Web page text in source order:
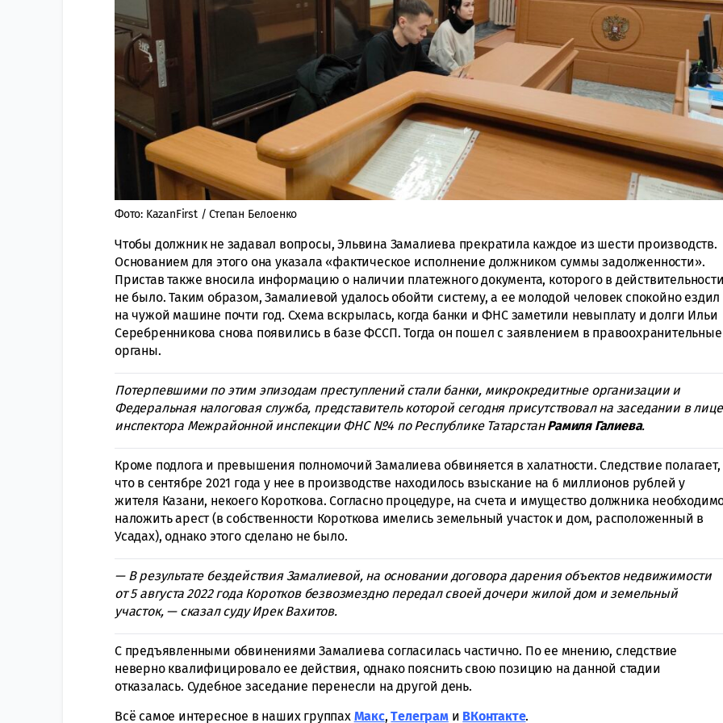
Фото: KazanFirst / Степан Белоенко
Чтобы должник не задавал вопросы, Эльвина Замалиева прекратила каждое из шести производств.
Основанием для этого она указала «фактическое исполнение должником суммы задолженности».
Пристав также вносила информацию о наличии платежного документа, которого в
не было. Таким образом, Замалиевой удалось обойти систему, а ее молодой человек спокойно ездил
на чужой машине почти год. Схема вскрылась, когда банки и ФНС заметили невыплату и долги Ильи
Серебренникова снова появились в базе ФССП. Тогда он пошел с заявлением в правоохранительные
органы.
Потерпевшими по этим эпизодам преступлений стали банки, микрокредитные организации и
Федеральная налоговая служба, представитель которой сегодня присутствовал на заседании в лице
инспектора Межрайонной инспекции ФНС №4 по Республике ТатарстанРамиля Галиева.
Кроме подлога и превышения полномочий Замалиева обвиняется в халатности. Следствие полагает,
что в сентябре 2021 года у нее в производстве находилось взыскание на 6 миллионов рублей у
жителя Казани, некоего Короткова. Согласно процедуре, на счета и имущество должника
наложить арест (в собственности Короткова имелись земельный участок и дом, расположенный в
Усадах), однако этого сделано не было.
— В результате бездействия Замалиевой, на основании договора дарения объектов недвижимости
от 5 августа 2022 года Коротков безвозмездно передал своей дочери жилой дом и земельный
участок, — сказал суду Ирек Вахитов.
С предъявленными обвинениями Замалиева согласилась частично. По ее мнению, следствие
неверно квалифицировало ее действия, однако пояснить свою позицию на данной стадии
отказалась. Судебное заседание перенесли на другой день.
Всё самое интересное в наших группах Макс,Tелеграми ВКонтакте.